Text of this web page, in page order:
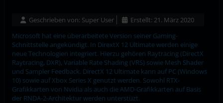
Geschrieben von: Super User
Erstellt: 21. März 2020
Microsoft hat eine überarbeitete Version seiner Gaming-
Schnittstelle angekündigt. In DirextX 12 Ultimate werden einige
neue Technologien integriert. Hierzu gehören Raytracing (DirectX
Raytracing, DXR), Variable Rate Shading (VRS) sowie Mesh Shader
und Sampler Feedback. DirectX 12 Ultimate kann auf PC (Windows
10) sowie auf Xbox Series X genutzt werden. Sowohl RTX-
Grafikkarten von Nvidia als auch die AMD-Grafikkarten auf Basis
der RNDA-2-Architektur werden unterstüzt.